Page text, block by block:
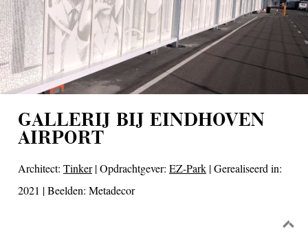
GALLERIJ BIJ EINDHOVEN
AIRPORT
Architect: Tinker| Opdrachtgever: EZ-Park| Gerealiseerd in:
2021 | Beelden: Metadecor